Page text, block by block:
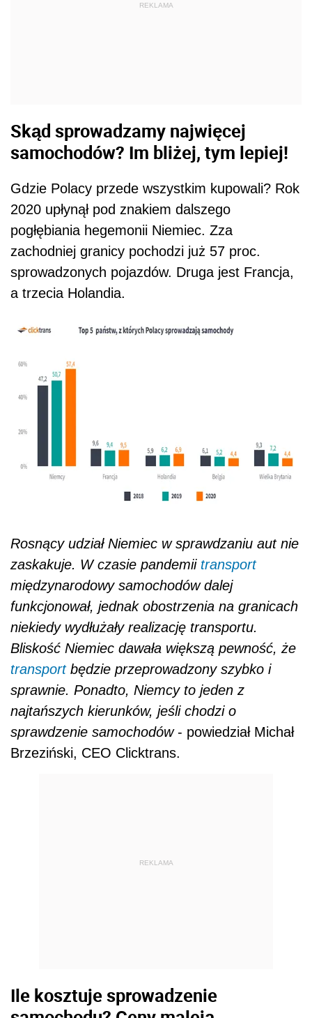
REKLAMA
Skąd sprowadzamy najwięcej
samochodów? Im bliżej, tym lepiej!
Gdzie Polacy przede wszystkim kupowali? Rok
2020 upłynął pod znakiem dalszego
pogłębiania hegemonii Niemiec. Zza
zachodniej granicy pochodzi już 57 proc.
sprowadzonych pojazdów. Druga jest Francja,
a trzecia Holandia.
Rosnący udział Niemiec w sprawdzaniu aut nie
zaskakuje. W czasie pandemii transport
międzynarodowy samochodów dalej
funkcjonował, jednak obostrzenia na granicach
niekiedy wydłużały realizację transportu.
Bliskość Niemiec dawała większą pewność, że
transportbędzie przeprowadzony szybko i
sprawnie. Ponadto, Niemcy to jeden z
najtańszych kierunków, jeśli chodzi o
sprawdzenie samochodów- powiedział Michał
Brzeziński, CEO Clicktrans.
REKLAMA
Ile kosztuje sprowadzenie